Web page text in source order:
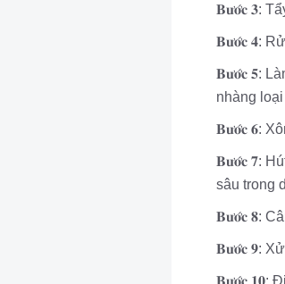
𝐁𝐮̛𝐨̛́𝐜 𝟑:
𝐁𝐮̛𝐨̛́𝐜 𝟒:
𝐁𝐮̛𝐨̛́𝐜 𝟓:
nhàng
𝐁𝐮̛𝐨̛́𝐜 𝟔:
𝐁𝐮̛𝐨̛́𝐜 𝟕:
sâu trong
𝐁𝐮̛𝐨̛́𝐜 𝟖:
𝐁𝐮̛𝐨̛́𝐜 𝟗:
𝐁𝐮̛𝐨̛́𝐜 𝟏𝟎: